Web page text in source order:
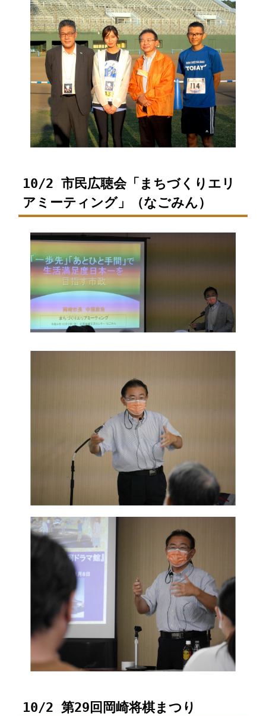
10/2 市民広聴会「まちづくりエリ
アミーティング」（なごみん）
10/2 第29回岡崎将棋まつり